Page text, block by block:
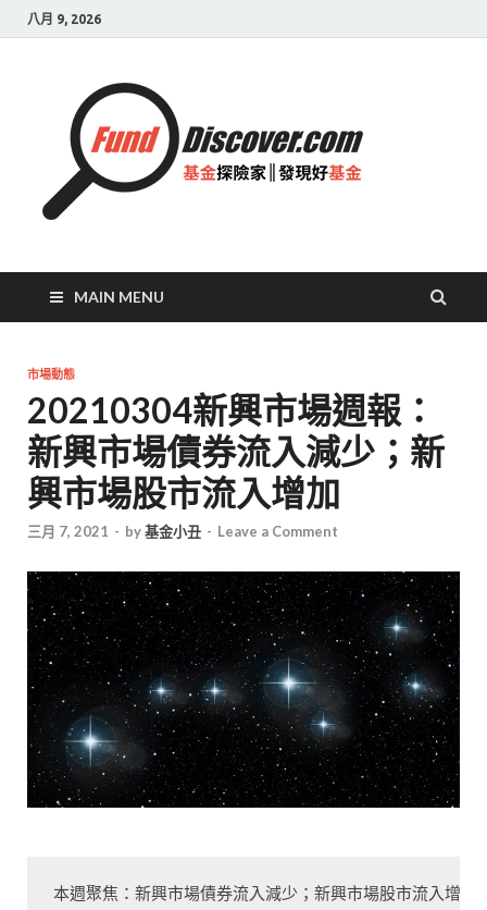
八月 9, 2026
發現
好基
MAIN MENU
市場動態
20210304新興市場週報：
新興市場債券流入減少；新
興市場股市流入增加
三月 7, 2021 - by基金小丑 - Leave a Comment
本週聚焦：新興市場債券流入減少；新興市場股市流入增加